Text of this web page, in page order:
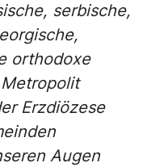
serbische,
orthodoxe
Erzdiözese
Augen